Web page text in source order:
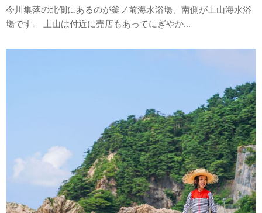
今川集落の北側にあるのが釜ノ前海水浴場、南側が上山海水浴
場です。 上山は付近に売店もあってにぎやか...